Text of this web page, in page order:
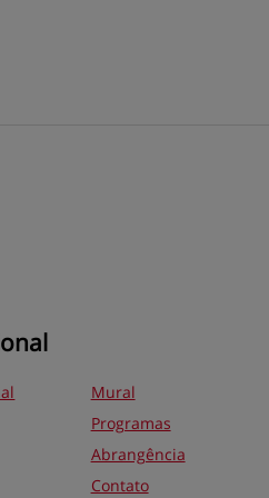
Mural
Programas
Abrangência
Contato